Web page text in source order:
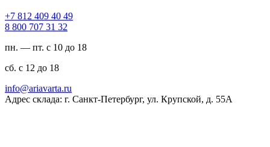
94 04 904 218 7+
23 13 707 008 8
пн. — пт. с 10 до 18
сб. с 12 до 18
ur.atravaira@ofni
Адрес склада: г. Санкт-Петербург, ул. Крупской, д. 55А